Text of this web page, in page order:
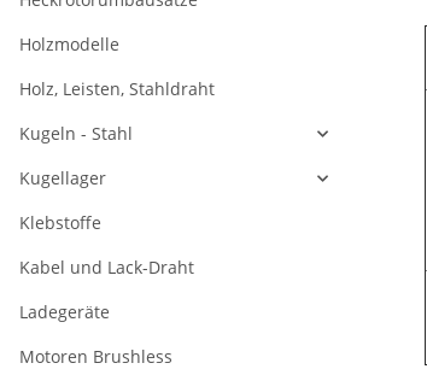
Holzmodelle
Holz, Leisten, Stahldraht
Kugeln - Stahl
Kugellager
Klebstoffe
Kabel und Lack-Draht
Ladegeräte
Motoren Brushless